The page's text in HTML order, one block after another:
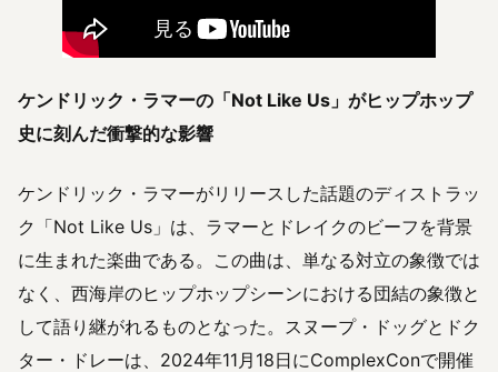
ケンドリック・ラマーの「Not Like Us」がヒップホップ
史に刻んだ衝撃的な影響
ケンドリック・ラマーがリリースした話題のディストラッ
ク「Not Like Us」は、ラマーとドレイクのビーフを背景
に生まれた楽曲である。この曲は、単なる対立の象徴では
なく、西海岸のヒップホップシーンにおける団結の象徴と
して語り継がれるものとなった。スヌープ・ドッグとドク
ター・ドレーは、2024年11月18日にComplexConで開催